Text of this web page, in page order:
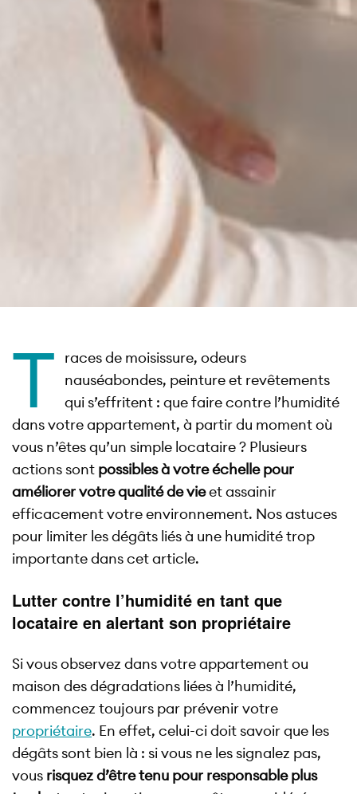
T
races de moisissure, odeurs
nauséabondes, peinture et revêtements
qui s’effritent : que faire contre l’humidité
dans votre appartement, à partir du moment où
vous n’êtes qu’un simple locataire ? Plusieurs
actions sont possibles à votre échelle pour
améliorer votre qualité de vieet assainir
efficacement votre environnement. Nos astuces
pour limiter les dégâts liés à une humidité trop
importante dans cet article.
Lutter contre l’humidité en tant que
locataire en alertant son propriétaire
Si vous observez dans votre appartement ou
maison des dégradations liées à l’humidité,
commencez toujours par prévenir votre
propriétaire. En effet, celui-ci doit savoir que les
dégâts sont bien là : si vous ne les signalez pas,
vous risquez d’être tenu pour responsable plus